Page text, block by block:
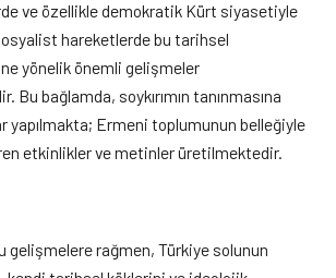
ve özellikle demokratik Kürt siyasetiyle
hareketlerde bu tarihsel
yönelik önemli gelişmeler
Bu bağlamda, soykırımın tanınmasına
yapılmakta; Ermeni toplumunun belleğiyle
etkinlikler ve metinler üretilmektedir.
gelişmelere rağmen, Türkiye solunun